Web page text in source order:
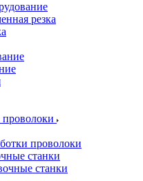
резка
проволоки
проволоки
станки
станки